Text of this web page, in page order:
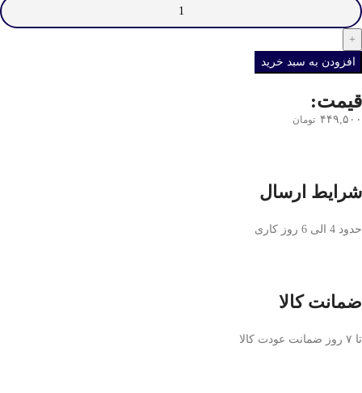
افزودن به سبد خرید
قیمت:
۴۴۹,۵۰۰ تومان
شرایط ارسال
حدود 4 الی 6 روز کاری
ضمانت کالا
تا ۷ روز ضمانت عودت کالا